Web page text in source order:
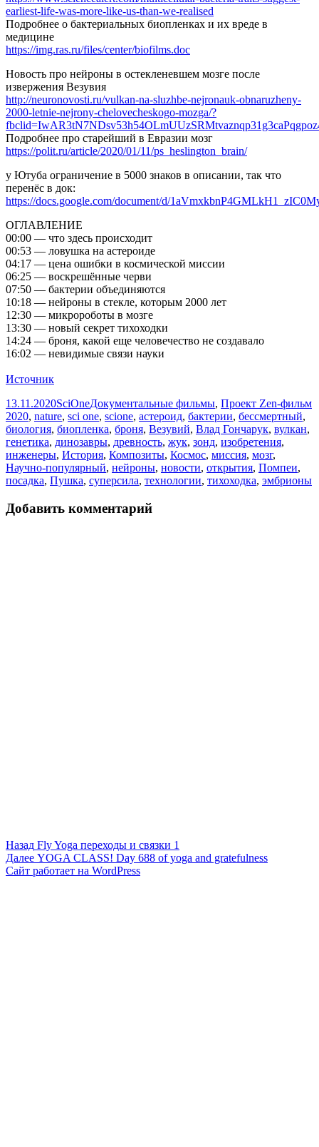
earliest-life-was-more-like-us-than-we-realised
Подробнее о бактериальных биопленках и их вреде в
медицине
https://img.ras.ru/files/center/biofilms.doc
Новость про нейроны в остекленевшем мозге после
извержения Везувия
http://neuronovosti.ru/vulkan-na-sluzhbe-nejronauk-obnaruzheny-
2000-letnie-nejrony-chelovecheskogo-mozga/?
Подробнее про старейший в Евразии мозг
https://polit.ru/article/2020/01/11/ps_heslington_brain/
у Ютуба ограничение в 5000 знаков в описании, так что
перенёс в док:
https://docs.google.com/document/d/
ОГЛАВЛЕНИЕ
00:00 — что здесь происходит
00:53 — ловушка на астероиде
04:17 — цена ошибки в космической миссии
06:25 — воскрешённые черви
07:50 — бактерии объединяются
10:18 — нейроны в стекле, которым 2000 лет
12:30 — микророботы в мозге
13:30 — новый секрет тихоходки
14:24 — броня, какой еще человечество не создавало
16:02 — невидимые связи науки
Источник
Опубликовано
13.11.2020Автор
SciOneРубрики
Документальные фильмы, Проект Zen-фильм
2020, nature, sci one, scione, астероид, бактерии, бессмертный,
биология, биопленка, броня, Везувий, Влад Гончарук, вулкан,
генетика, динозавры, древность, жук, зонд, изобретения,
инженеры, История, Композиты, Космос, миссия, мозг,
Научно-популярный, нейроны, новости, открытия, Помпеи,
посадка, Пушка, суперсила, технологии, тихоходка, эмбрионы
Добавить комментарий
Навигация
по
Назад Предыдущая
запись:
Fly Yoga переходы и связки 1
Далее Следующая
запись:
YOGA CLASS! Day 688 of yoga and gratefulness
Сайт работает на WordPress